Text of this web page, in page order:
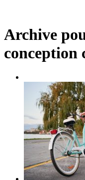
Archive
conception